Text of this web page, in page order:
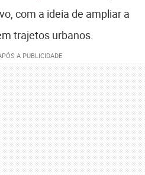
com a ideia de ampliar a
trajetos urbanos.